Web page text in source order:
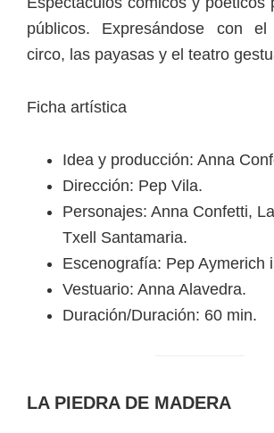
públicos. Expresándose con
circo, las payasas y el teatro
Ficha artística
Idea y producción: Anna
Dirección: Pep Vila.
Personajes: Anna Confetti,
Txell Santamaria.
Escenografía: Pep Aymerich
Vestuario: Anna Alavedra.
Duración/Duración: 60 min.
LA PIEDRA DE MADERA